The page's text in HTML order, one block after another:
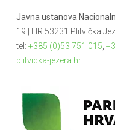
Javna ustanova
19 | HR 53231 Plitvička
tel: +385 (0)53 751 015
plitvicka-jezera.hr